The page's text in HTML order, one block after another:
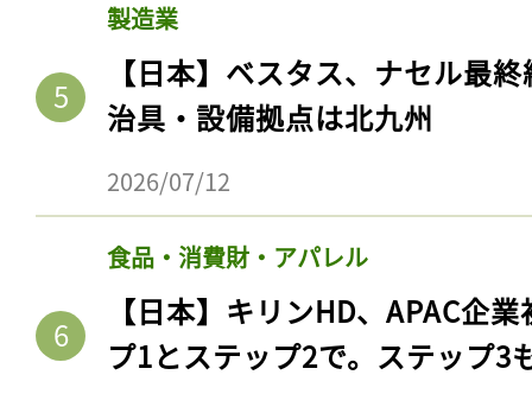
製造業
【日本】ベスタス、ナセル最
治具・設備拠点は北九州
2026/07/12
食品・消費財・アパレル
【日本】キリンHD、APAC企
プ1とステップ2で。ステップ3